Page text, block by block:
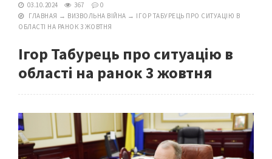
03.10.2024 367
0
ГЛАВНАЯ → ВИЗВОЛЬНА ВІЙНА → ІГОР ТАБУРЕЦЬ ПРО СИТУАЦІЮ В
ОБЛАСТІ НА РАНОК 3 ЖОВТНЯ
Ігор Табурець про ситуацію в
області на ранок 3 жовтня